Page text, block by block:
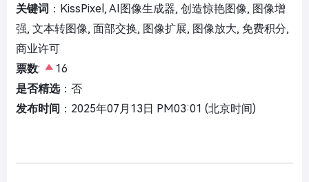
关键词 ：KissPixel, AI图像生成器, 创造惊艳图像, 图像增
强, 文本转图像, 面部交换, 图像扩展, 图像放大, 免费积分,
商业许可
票数:
16
是否精选：否
发布时间 ：2025年07月13日 PM03:01 (北京时间)